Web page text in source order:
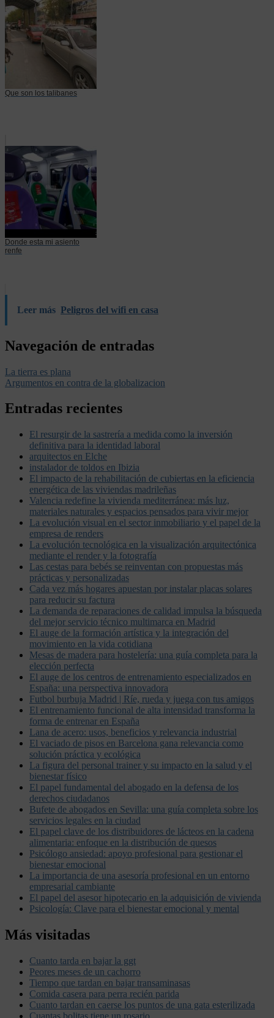
Que son los talibanes
Donde esta mi asiento
renfe
Leer más Peligros del wifi en casa
Navegación de entradas
La tierra es plana
Argumentos en contra de la globalizacion
Entradas recientes
El resurgir de la sastrería a medida como la inversión
definitiva para la identidad laboral
arquitectos en Elche
instalador de toldos en Ibizia
El impacto de la rehabilitación de cubiertas en la eficiencia
energética de las viviendas madrileñas
Valencia redefine la vivienda mediterránea: más luz,
materiales naturales y espacios pensados para vivir mejor
La evolución visual en el sector inmobiliario y el papel de la
empresa de renders
La evolución tecnológica en la visualización arquitectónica
mediante el render y la fotografía
Las cestas para bebés se reinventan con propuestas más
prácticas y personalizadas
Cada vez más hogares apuestan por instalar placas solares
para reducir su factura
La demanda de reparaciones de calidad impulsa la búsqueda
del mejor servicio técnico multimarca en Madrid
El auge de la formación artística y la integración del
movimiento en la vida cotidiana
Mesas de madera para hostelería: una guía completa para la
elección perfecta
El auge de los centros de entrenamiento especializados en
España: una perspectiva innovadora
Futbol burbuja Madrid | Ríe, rueda y juega con tus amigos
El entrenamiento funcional de alta intensidad transforma la
forma de entrenar en España
Lana de acero: usos, beneficios y relevancia industrial
El vaciado de pisos en Barcelona gana relevancia como
solución práctica y ecológica
La figura del personal trainer y su impacto en la salud y el
bienestar físico
El papel fundamental del abogado en la defensa de los
derechos ciudadanos
Bufete de abogados en Sevilla: una guía completa sobre los
servicios legales en la ciudad
El papel clave de los distribuidores de lácteos en la cadena
alimentaria: enfoque en la distribución de quesos
Psicólogo ansiedad: apoyo profesional para gestionar el
bienestar emocional
La importancia de una asesoría profesional en un entorno
empresarial cambiante
El papel del asesor hipotecario en la adquisición de vivienda
Psicología: Clave para el bienestar emocional y mental
Más visitadas
Cuanto tarda en bajar la ggt
Peores meses de un cachorro
Tiempo que tardan en bajar transaminasas
Comida casera para perra recién parida
Cuanto tardan en caerse los puntos de una gata esterilizada